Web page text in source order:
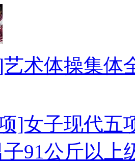
术体操集体
]女子现代五
91公斤以上